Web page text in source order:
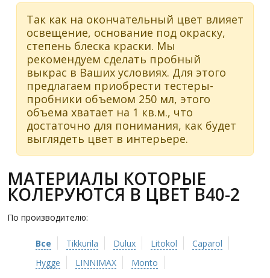
Так как на окончательный цвет влияет
освещение, основание под окраску,
степень блеска краски. Мы
рекомендуем сделать пробный
выкрас в Ваших условиях. Для этого
предлагаем приобрести тестеры-
пробники объемом 250 мл, этого
объема хватает на 1 кв.м., что
достаточно для понимания, как будет
выглядеть цвет в интерьере.
МАТЕРИАЛЫ КОТОРЫЕ
КОЛЕРУЮТСЯ В ЦВЕТ B40-2
По производителю:
Все Tikkurila Dulux Litokol
Caparol
Hygge
LINNIMAX
Monto